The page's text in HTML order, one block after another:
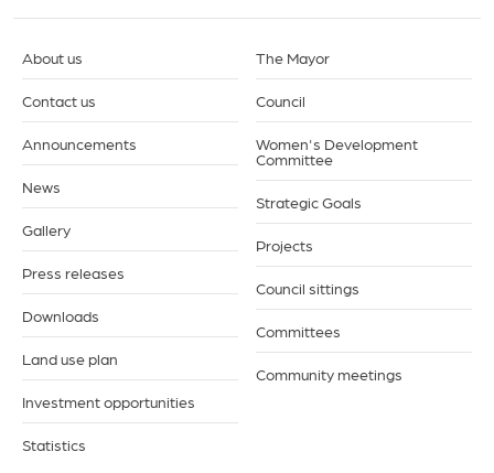
About us
Contact us
Announcements
News
Gallery
Press releases
Downloads
Land use plan
Investment opportunities
Statistics
The Mayor
Council
Women's Development
Committee
Strategic Goals
Projects
Council sittings
Committees
Community meetings